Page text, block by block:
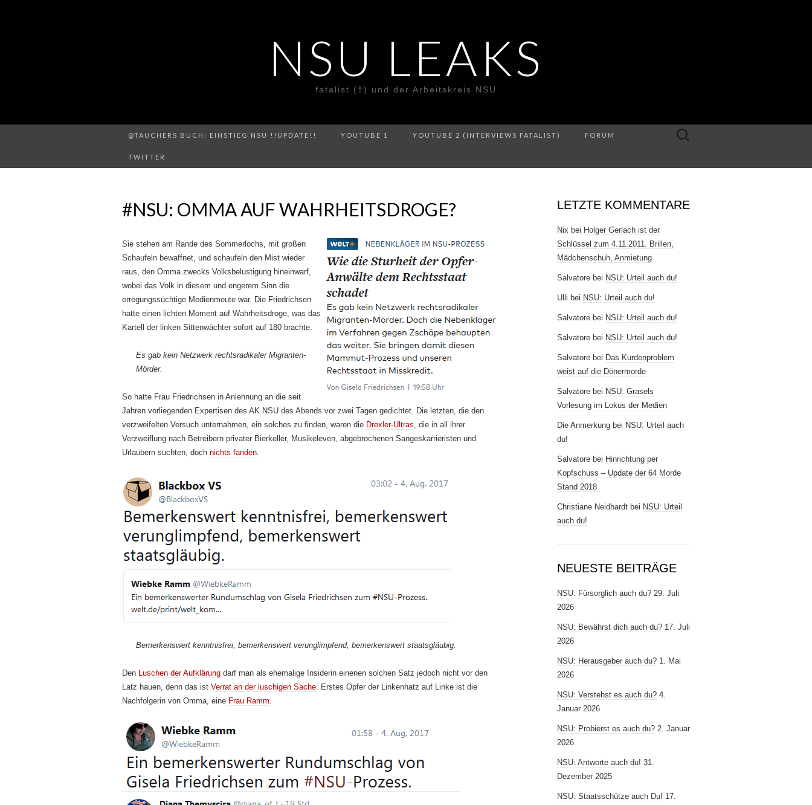
NSU LEAKS
fatalist (†) und der Arbeitskreis NSU
@TAUCHERS BUCH: EINSTIEG NSU !!UPDATE!! YOUTUBE 1 YOUTUBE 2 (INTERVIEWS FATALIST) FORUM
TWITTER
Suche
#NSU: OMMA AUF WAHRHEITSDROGE?
Sie stehen am Rande des Sommerlochs, mit großen
Schaufeln bewaffnet, und schaufeln den Mist wieder
raus, den Omma zwecks Volksbelustigung hineinwarf,
wobei das Volk in diesem und engerem Sinn die
erregungssüchtige Medienmeute war. Die Friedrichsen
hatte einen lichten Moment auf Wahrheitsdroge, was das
Kartell der linken Sittenwächter sofort auf 180 brachte.
Es gab kein Netzwerk rechtsradikaler Migranten-
Mörder.
So hatte Frau Friedrichsen in Anlehnung an die seit
Jahren vorliegenden Expertisen des AK NSU des Abends vor zwei Tagen gedichtet. Die letzten, die den
verzweifelten Versuch unternahmen, ein solches zu finden, waren die Drexler-Ultras, die in all ihrer
Verzweiflung nach Betreibern privater Bierkeller, Musikeleven, abgebrochenen Sangeskarrieristen und
Urlaubern suchten, doch nichts fanden.
Bemerkenswert kenntnisfrei, bemerkenswert verunglimpfend, bemerkenswert staatsgläubig.
Den Luschen der Aufklärung darf man als ehemalige Insiderin einenen solchen Satz jedoch nicht vor den
Latz hauen, denn das ist Verrat an der luschigen Sache. Erstes Opfer der Linkenhatz auf Linke ist die
Nachfolgerin von Omma, eine Frau Ramm.
LETZTE KOMMENTARE
Nix bei Holger Gerlach ist der
Schlüssel zum 4.11.2011. Brillen,
Mädchenschuh, Anmietung
Salvatore bei NSU: Urteil auch du!
Ulli bei NSU: Urteil auch du!
Salvatore bei NSU: Urteil auch du!
Salvatore bei NSU: Urteil auch du!
Salvatore bei Das Kurdenproblem
weist auf die Dönermorde
Salvatore bei NSU: Grasels
Vorlesung im Lokus der Medien
Die Anmerkung bei NSU: Urteil auch
du!
Salvatore bei Hinrichtung per
Kopfschuss – Update der 64 Morde
Stand 2018
Christiane Neidhardt bei NSU: Urteil
auch du!
NEUESTE BEITRÄGE
NSU: Fürsorglich auch du? 29. Juli
2026
NSU: Bewährst dich auch du? 17. Juli
2026
NSU: Herausgeber auch du? 1. Mai
2026
NSU: Verstehst es auch du? 4.
Januar 2026
NSU: Probierst es auch du? 2. Januar
2026
NSU: Antworte auch du! 31.
Dezember 2025
NSU: Staatsschütze auch Du! 17.